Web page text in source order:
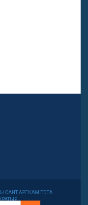
САЙТ АРГКАМІТЭТА